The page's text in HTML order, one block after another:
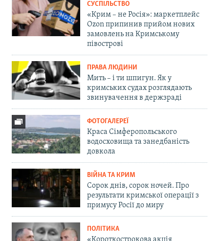
СУСПІЛЬСТВО
«Крим – не Росія»: маркетплейс
Ozon припинив прийом нових
замовлень на Кримському
півострові
ПРАВА ЛЮДИНИ
Мить – і ти шпигун. Як у
кримських судах розглядають
звинувачення в держзраді
ФОТОГАЛЕРЕЇ
Краса Сімферопольського
водосховища та занедбаність
довкола
ВІЙНА ТА КРИМ
Сорок днів, сорок ночей. Про
результати кримської операції з
примусу Росії до миру
ПОЛІТИКА